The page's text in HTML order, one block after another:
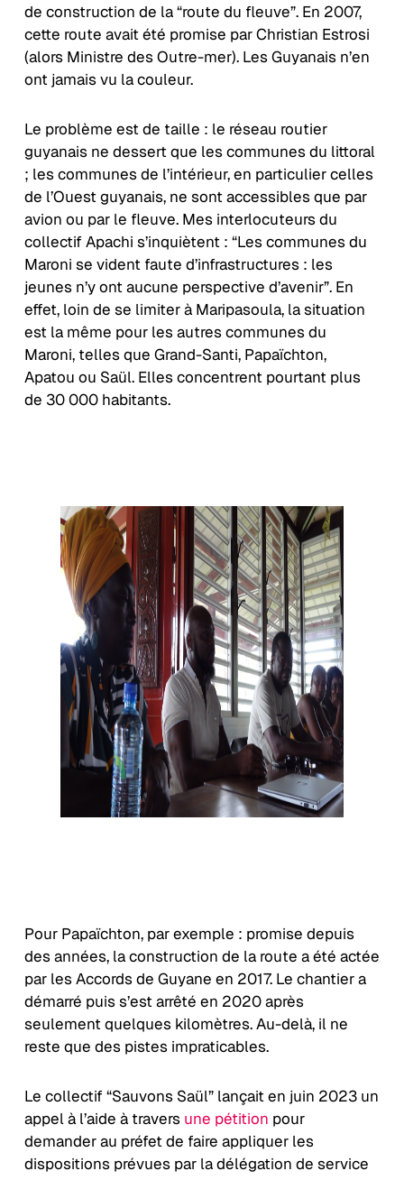
de construction de la “route du fleuve”. En 2007,
cette route avait été promise par Christian Estrosi
(alors Ministre des Outre-mer). Les Guyanais n’en
ont jamais vu la couleur.
Le problème est de taille : le réseau routier
guyanais ne dessert que les communes du littoral
; les communes de l’intérieur, en particulier celles
de l’Ouest guyanais, ne sont accessibles que par
avion ou par le fleuve. Mes interlocuteurs du
collectif Apachi s’inquiètent : “Les communes du
Maroni se vident faute d’infrastructures : les
jeunes n’y ont aucune perspective d’avenir”. En
effet, loin de se limiter à Maripasoula, la situation
est la même pour les autres communes du
Maroni, telles que Grand-Santi, Papaïchton,
Apatou ou Saül. Elles concentrent pourtant plus
de 30 000 habitants.
Pour Papaïchton, par exemple : promise depuis
des années, la construction de la route a été actée
par les Accords de Guyane en 2017. Le chantier a
démarré puis s’est arrêté en 2020 après
seulement quelques kilomètres. Au-delà, il ne
reste que des pistes impraticables.
Le collectif “Sauvons Saül” lançait en juin 2023 un
appel à l’aide à travers une pétition pour
demander au préfet de faire appliquer les
dispositions prévues par la délégation de service